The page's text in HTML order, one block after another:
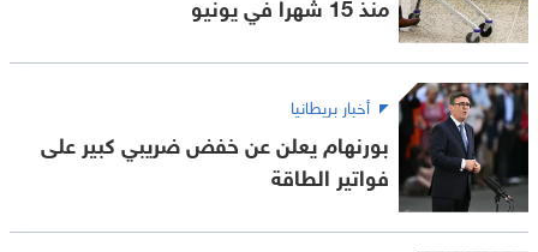
أخبار بريطانيا
بورنهام يعلن عن خفض ضريبي كبير على
فواتير الطاقة